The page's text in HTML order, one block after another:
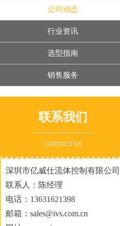
公司动态
行业资讯
选型指南
销售服务
联系我们
CONTACT US
深圳市亿威仕流体控制有限公司
联系人：陈经理
电话：13631621398
邮箱：sales@ivs.com.cn